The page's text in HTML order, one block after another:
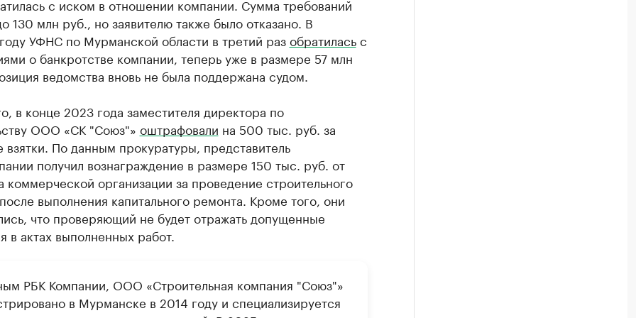
с иском в отношении компании. Сумма требований
130 млн руб., но заявителю также было отказано. В
УФНС по Мурманской области в третий разобратиласьс
о банкротстве компании, теперь уже в размере 57 млн
ведомства вновь не была поддержана судом.
в конце 2023 года заместителя директора по
ООО «СК "Союз"» оштрафовали на 500 тыс. руб. за
взятки. По данным прокуратуры, представитель
получил вознаграждение в размере 150 тыс. руб. от
коммерческой организации за проведение строительного
выполнения капитального ремонта. Кроме того, они
что проверяющий не будет отражать допущенные
в актах выполненных работ.
РБК Компании, ООО «Строительная компания "Союз"»
в Мурманске в 2014 году и специализируется